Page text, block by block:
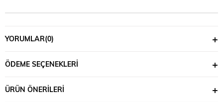
YORUMLAR(0)
ÖDEME SEÇENEKLERI
ÜRÜN ÖNERILERI